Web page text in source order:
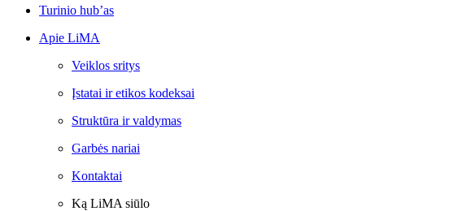
Turinio hub’as
Apie LiMA
Veiklos sritys
Įstatai ir etikos kodeksai
Struktūra ir valdymas
Garbės nariai
Kontaktai
Ką LiMA siūlo